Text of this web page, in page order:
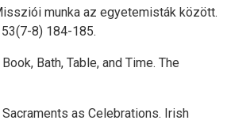
munka az egyetemisták között.
8) 184-185.
Bath, Table, and Time. The
Sacraments as Celebrations. Irish